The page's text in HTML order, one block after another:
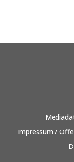
Impressum /